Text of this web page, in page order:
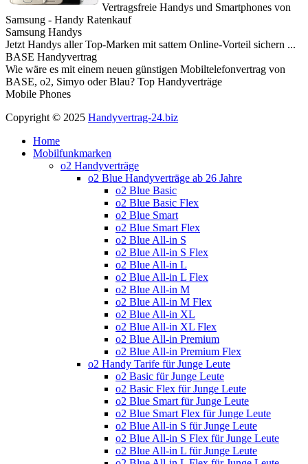
Vertragsfreie Handys und Smartphones von
Samsung - Handy Ratenkauf
Samsung Handys
Jetzt Handys aller Top-Marken mit sattem Online-Vorteil sichern ...
BASE Handyvertrag
Wie wäre es mit einem neuen günstigen Mobiltelefonvertrag von
BASE, o2, Simyo oder Blau? Top Handyverträge
Mobile Phones
Copyright © 2025 Handyvertrag-24.biz
Home
Mobilfunkmarken
o2 Handyverträge
o2 Blue Handyverträge ab 26 Jahre
o2 Blue Basic
o2 Blue Basic Flex
o2 Blue Smart
o2 Blue Smart Flex
o2 Blue All-in S
o2 Blue All-in S Flex
o2 Blue All-in L
o2 Blue All-in L Flex
o2 Blue All-in M
o2 Blue All-in M Flex
o2 Blue All-in XL
o2 Blue All-in XL Flex
o2 Blue All-in Premium
o2 Blue All-in Premium Flex
o2 Handy Tarife für Junge Leute
o2 Basic für Junge Leute
o2 Basic Flex für Junge Leute
o2 Blue Smart für Junge Leute
o2 Blue Smart Flex für Junge Leute
o2 Blue All-in S für Junge Leute
o2 Blue All-in S Flex für Junge Leute
o2 Blue All-in L für Junge Leute